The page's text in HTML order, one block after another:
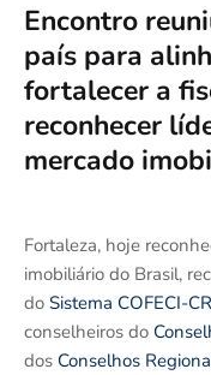
Encontro
país para
fortalecer a
reconhecer
mercado
Fortaleza, hoje
imobiliário do Brasil,
do Sistema COFECI-
conselheiros do
dos Conselhos